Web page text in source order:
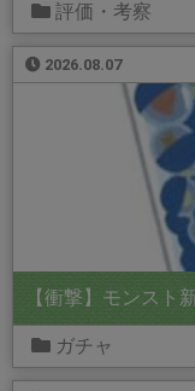
評価・考察
2026.08.07
【衝撃】モンスト
ガチャ